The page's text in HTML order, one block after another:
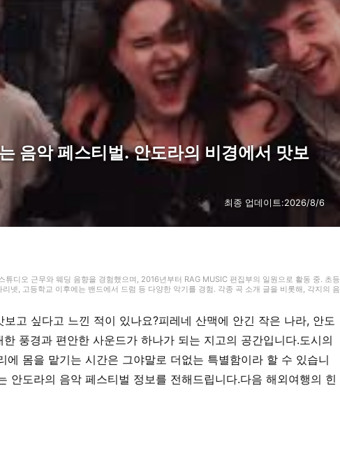
음악 페스티벌. 안도라의 비경에서 맛보
최종 업데이트:2026/8/6
튜디오 근무와 웨딩 음향을 경험했으며, 2016년부터 RAG MUSIC 편집부의 일원으로 활동 중. 초등
넷, 고등학교 이후에는 밴드에서 드럼 등 다양한 악기를 경험. 각종 곡 소개 글을 비롯해, 각지의 음
고 싶다고 느낀 적이 있나요?피레네 산맥에 안긴 작은 나라, 안도
풍경과 편안한 사운드가 하나가 되는 지고의 공간입니다.도시의
에 몸을 맡기는 시간은 그야말로 더없는 특별함이라 할 수 있습니
안도라의 음악 페스티벌 정보를 전해드립니다.다음 해외여행의 힌